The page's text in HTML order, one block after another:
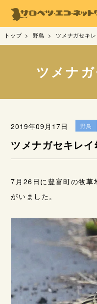
トップ 野鳥 ツメナガセキ
ツメナ
2019年09月17日 野鳥
ツメナガセキレイ
7月26日に豊富町の牧草
がいました。